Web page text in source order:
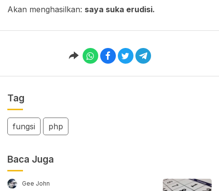
Akan menghasilkan: saya suka erudisi.
Tag
fungsi php
Baca Juga
Gee John